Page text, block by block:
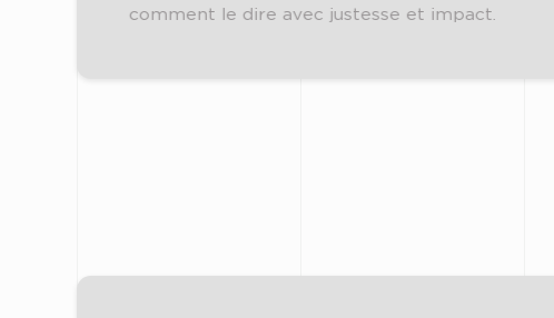
comment le dire avec justesse et impact.